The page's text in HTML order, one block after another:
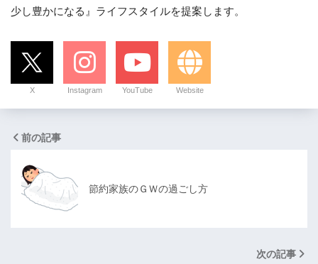
少し豊かになる』ライフスタイルを提案します。
X Instagram YouTube Website
前の記事
節約家族のＧＷの過ごし方
次の記事